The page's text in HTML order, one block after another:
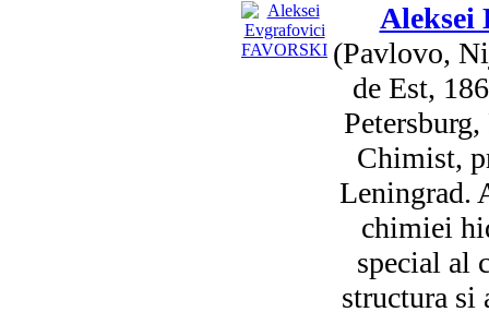
Aleksei
(Pavlovo,
de Est,
Chimist,
Leningrad.
chimiei
special al
structura si